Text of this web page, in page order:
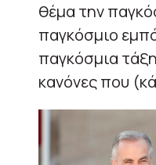
θέμα την
παγκόσμιο
παγκόσμια
κανόνες που